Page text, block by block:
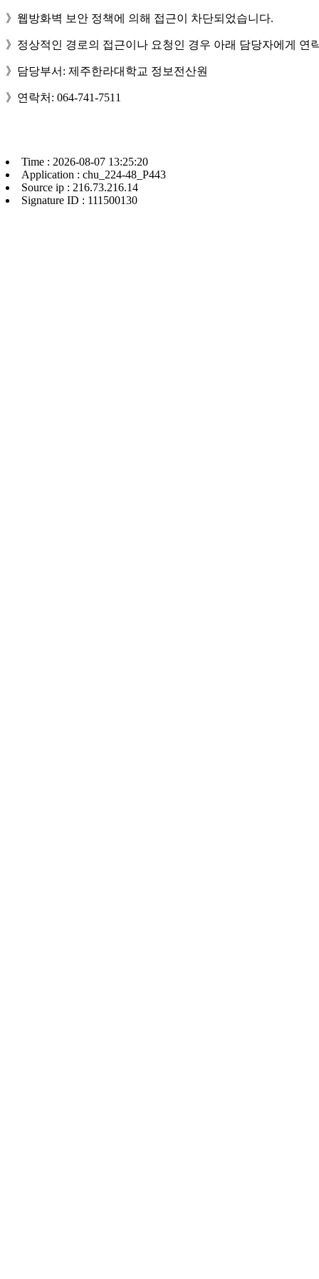
》웹방화벽 보안 정책에 의해 접근이 차단되었습니다.
》정상적인 경로의 접근이나 요청인 경우 아래 담당자에게 연
》담당부서: 제주한라대학교 정보전산원
》연락처: 064-741-7511
Time : 2026-08-07 13:25:20
Application : chu_224-48_P443
Source ip : 216.73.216.14
Signature ID : 111500130